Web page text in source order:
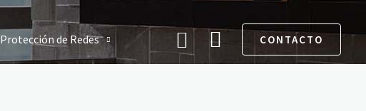
Protección de Redes Buscar CONTACTO